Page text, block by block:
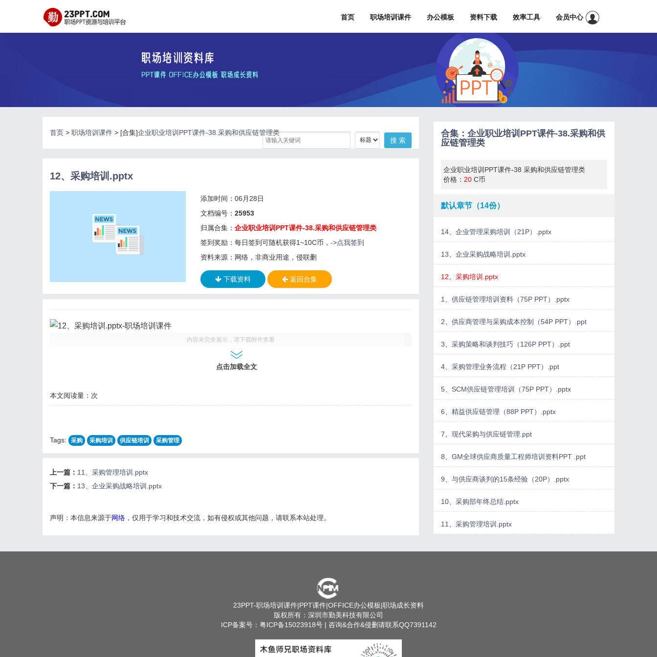
首页 职场培训课件 办公模板 资料下载 效率工具 会员中心
首页 > 职场培训课件 > [合集]企业职业培训PPT课件-38.采购和供应链管理类
12、采购培训.pptx
添加时间：06月28日
文档编号：25953
归属合集：企业职业培训PPT课件-38.采购和供应链管理类
签到奖励：每日签到可随机获得1~10C币，->点我签到
资料来源：网络，非商业用途，侵联删
下载资料 返回合集
内容未完全展示，请下载附件查看
点击加载全文
本文阅读量： 次
Tags: 采购 采购培训 供应链培训 采购管理
上一篇： 11、采购管理培训.pptx
下一篇： 13、企业采购战略培训.pptx
声明：本信息来源于网络 ，仅用于学习和技术交流，如有侵权或其他问题，请联系本站处理。
合集：企业职业培训PPT课件-38.采购和供
应链管理类
企业职业培训PPT课件-38 采购和供应链管理类
价格： 20 C币
默认章节（14份）
14、企业管理采购培训（21P）.pptx
13、企业采购战略培训.pptx
12、采购培训.pptx
1、供应链管理培训资料（75P PPT）.pptx
2、供应商管理与采购成本控制（54P PPT）.ppt
3、采购策略和谈判技巧（126P PPT）.ppt
4、采购管理业务流程（21P PPT）.ppt
5、SCM供应链管理培训（75P PPT）.pptx
6、精益供应链管理（88P PPT）.pptx
7、现代采购与供应链管理.ppt
8、GM全球供应商质量工程师培训资料PPT .ppt
9、与供应商谈判的15条经验（20P）.pptx
10、采购部年终总结.pptx
11、采购管理培训.pptx
23PPT-职场培训课件|PPT课件|OFFICE办公模板|职场成长资料
版权所有：深圳市勤美科技有限公司
ICP备案号： 粤ICP备15023918号| 咨询&合作&侵删请联系QQ7391142